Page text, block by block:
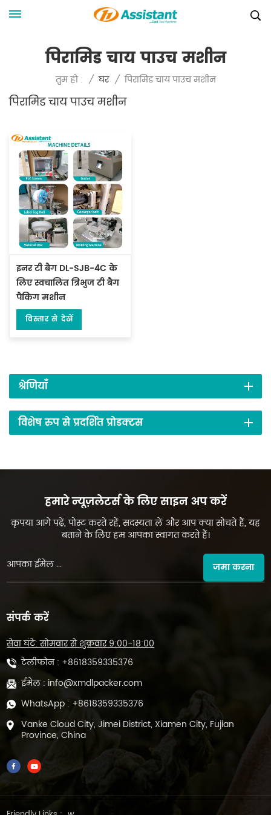
पिरामिड चाय पाउच मशीन
तुम हो : / घर / पिरामिड चाय पाउच मशीन
पिरामिड चाय पाउच मशीन
इनर टी बैग DL-SJB-4C के
लिए स्वचालित त्रिभुज टी बैग
पैकिंग मशीन
विस्तार से देखें
श्रेणियाँ
विशेष रुप से प्रदर्शित प्रोडक्टस
हमारे न्यूज़लेटर्स के लिए साइन अप करें
कृपया आगे पढ़ें, पोस्ट करते रहें, सदस्यता लें और आप क्या सोचते हैं, यह
बताने के लिए हम आपका स्वागत करते हैं।
जमा करना
संपर्क करें
सेवा घंटे: सोमवार से शुक्रवार 9:00-18:00
टेलीफोन : +8618359335376
ईमेल : info@xmdlpacker.com
WhatsApp : +8618359335376
Vanke Cloud City, Jimei District, Xiamen City, Fujian
Province, China